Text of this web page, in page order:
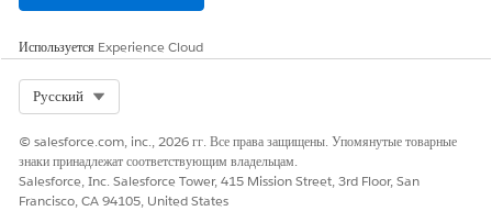
Используется Experience Cloud
Русский
© salesforce.com, inc., 2026 гг. Все права защищены. Упомянутые товарные
знаки принадлежат соответствующим владельцам.
Salesforce, Inc. Salesforce Tower, 415 Mission Street, 3rd Floor, San
Francisco, CA 94105, United States